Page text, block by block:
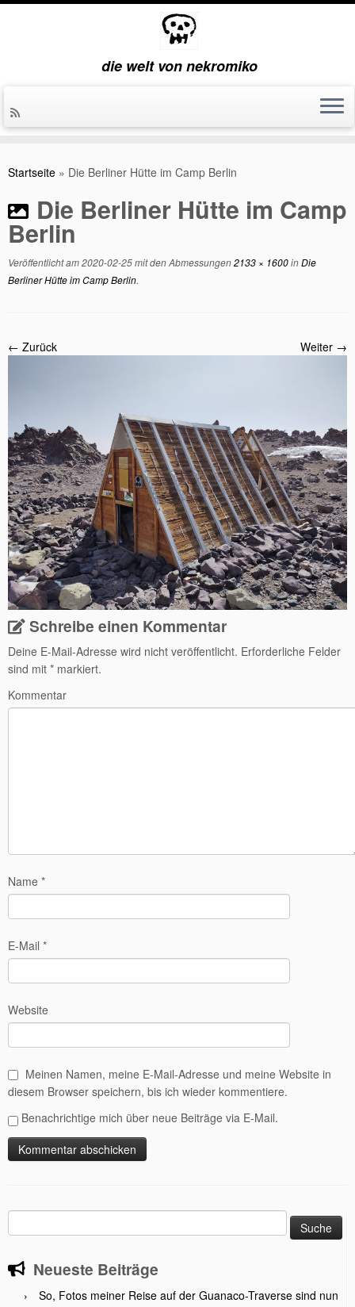
Inhalt
die welt von nekromiko
Startseite » Die Berliner Hütte im Camp Berlin
Die Berliner Hütte im Camp
Berlin
Veröffentlicht am2020-02-25mit den Abmessungen2133 × 1600inDie
Berliner Hütte im Camp Berlin.
← Zurück Weiter →
Schreibe einen Kommentar
Deine E-Mail-Adresse wird nicht veröffentlicht. Erforderliche Felder
sind mit * markiert.
Kommentar
Name *
E-Mail *
Website
Meinen Namen, meine E-Mail-Adresse und meine Website in
diesem Browser speichern, bis ich wieder kommentiere.
Benachrichtige mich über neue Beiträge via E-Mail.
nach:
Neueste Beiträge
So, Fotos meiner Reise auf der Guanaco-Traverse sind nun